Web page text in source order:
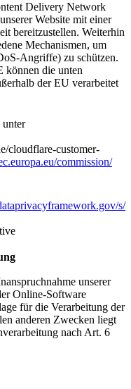
Delivery Network
Website mit einer
bereitzustellen. Weiterhin
Mechanismen, um
Angriffe) zu schützen.
die unten
der EU verarbeitet
unter
cloudflare-customer-
commission/
s/
unserer
Online-Software
für die Verarbeitung der
anderen Zwecken liegt
nach Art. 6